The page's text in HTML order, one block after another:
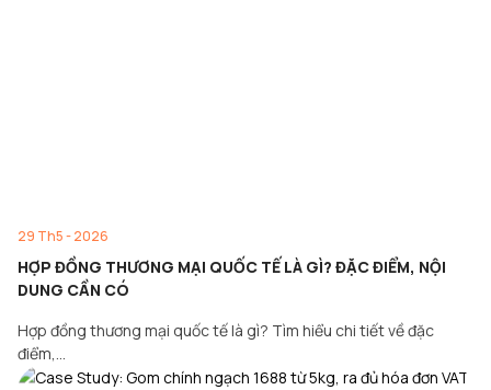
29 Th5 - 2026
HỢP ĐỒNG THƯƠNG MẠI QUỐC TẾ LÀ GÌ? ĐẶC ĐIỂM, NỘI
DUNG CẦN CÓ
Hợp đồng thương mại quốc tế là gì? Tìm hiểu chi tiết về đặc
điểm,…